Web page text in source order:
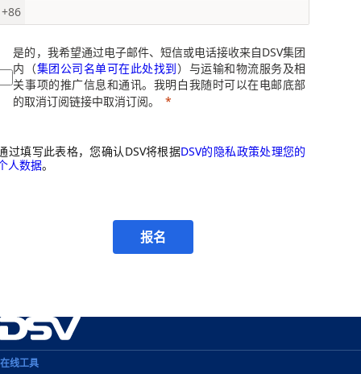
+86
是的，我希望通过电子邮件、短信或电话接收来自DSV集团
内（集团公司名单可在此处找到）与运输和物流服务及相
关事项的推广信息和通讯。我明白我随时可以在电邮底部
的取消订阅链接中取消订阅。
过填写此表格，您确认DSV将根据DSV的隐私政策处理您的
人数据。
报名
在线工具